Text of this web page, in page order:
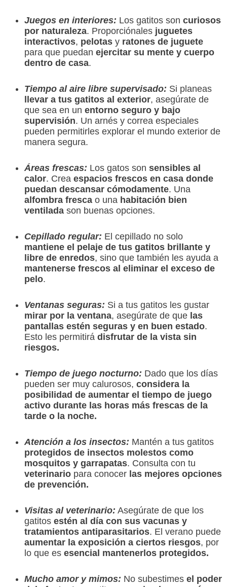
Juegos en interiores: Los gatitos son curiosos
por naturaleza. Proporciónales juguetes
interactivos, pelotas y ratones de juguete
para que puedan ejercitar su mente y cuerpo
dentro de casa.
Tiempo al aire libre supervisado: Si planeas
llevar a tus gatitos al exterior, asegúrate de
que sea en un entorno seguro y bajo
supervisión. Un arnés y correa especiales
pueden permitirles explorar el mundo exterior de
manera segura.
Áreas frescas: Los gatos son sensibles al
calor. Crea espacios frescos en casa donde
puedan descansar cómodamente. Una
alfombra fresca o una habitación bien
ventilada son buenas opciones.
Cepillado regular: El cepillado no solo
mantiene el pelaje de tus gatitos brillante y
libre de enredos, sino que también les ayuda a
mantenerse frescos al eliminar el exceso de
pelo.
Ventanas seguras: Si a tus gatitos les gustar
mirar por la ventana, asegúrate de que las
pantallas estén seguras y en buen estado.
Esto les permitirá disfrutar de la vista sin
riesgos.
Tiempo de juego nocturno: Dado que los días
pueden ser muy calurosos, considera la
posibilidad de aumentar el tiempo de juego
activo durante las horas más frescas de la
tarde o la noche.
Atención a los insectos: Mantén a tus gatitos
protegidos de insectos molestos como
mosquitos y garrapatas. Consulta con tu
veterinario para conocer las mejores opciones
de prevención.
Visitas al veterinario: Asegúrate de que los
gatitos estén al día con sus vacunas y
tratamientos antiparasitarios. El verano puede
aumentar la exposición a ciertos riesgos, por
lo que es esencial mantenerlos protegidos.
Mucho amor y mimos: No subestimes el poder